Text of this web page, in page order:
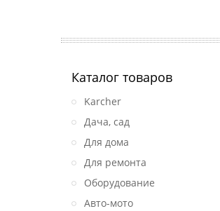
Каталог товаров
Karcher
Дача, сад
Для дома
Для ремонта
Оборудование
Авто-мото